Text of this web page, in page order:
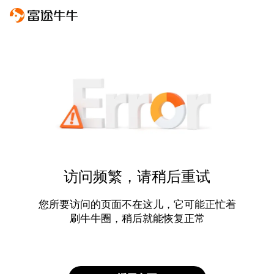
访问频繁，请稍后重试
您所要访问的页面不在这儿，它可能正忙着
刷牛牛圈，稍后就能恢复正常